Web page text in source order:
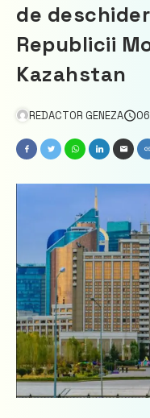
de
Republicii
Kazahstan
REDACTOR GENEZA